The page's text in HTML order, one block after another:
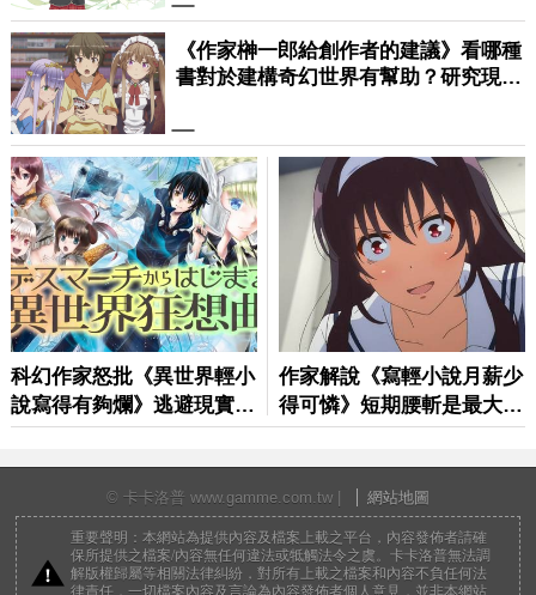
© 卡卡洛普 www.gamme.com.tw | 網站地圖
重要聲明：本網站為提供內容及檔案上載之平台，內容發佈者請確
保所提供之檔案/內容無任何違法或牴觸法令之虞。卡卡洛普無法調
解版權歸屬等相關法律糾紛，對所有上載之檔案和內容不負任何法